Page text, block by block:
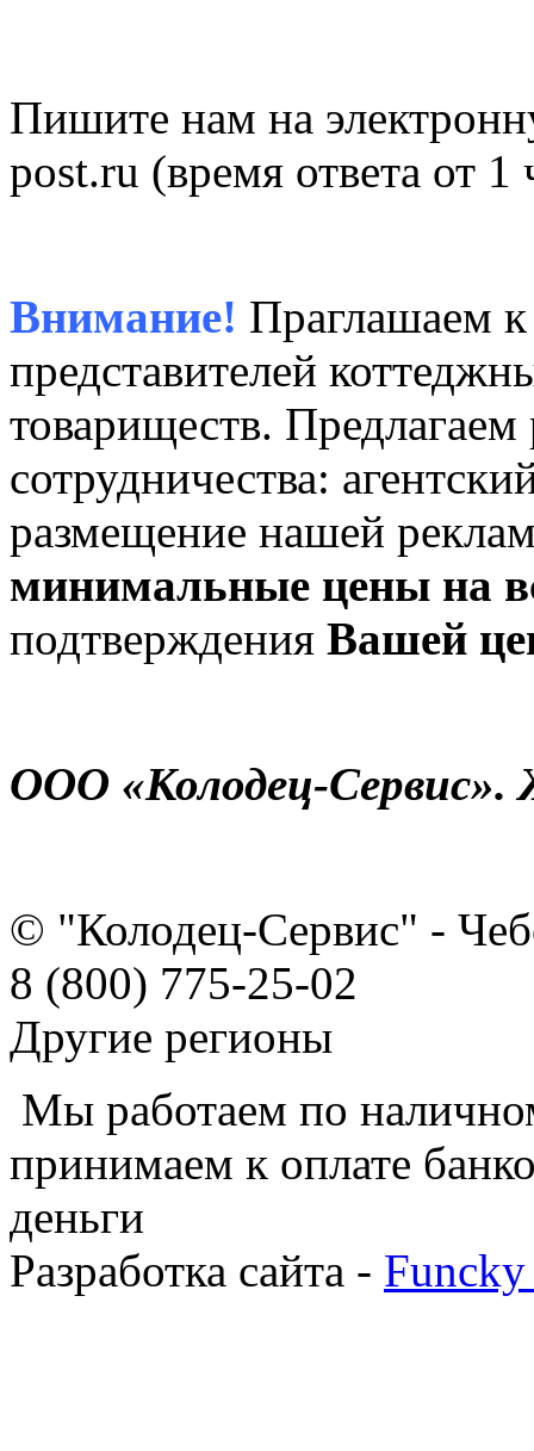
Пишите нам на
post.ru (время ответа от 1
Внимание! Праглашаем к
представителей
товариществ.
сотрудничества:
размещение нашей
минимальные цены на
подтверждения Вашей
ООО «Колодец-Сервис».
© "Колодец-Сервис" -
8 (800) 775-25-02
Другие регионы
Мы работаем по
принимаем к оплате
деньги
Разработка сайта -